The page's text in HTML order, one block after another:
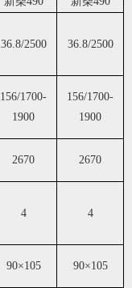
36.8/2500 36.8/2500
156/1700-
1900
156/1700-
1900
2670 2670
4 4
90×105 90×105